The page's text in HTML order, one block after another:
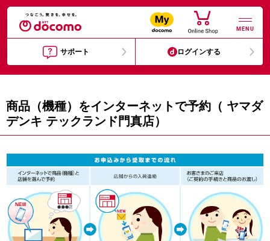
MENU
サポート ログインする
商品（機種）をインターネットで予約（ ヤマダ
デンキ テックランド門真店）